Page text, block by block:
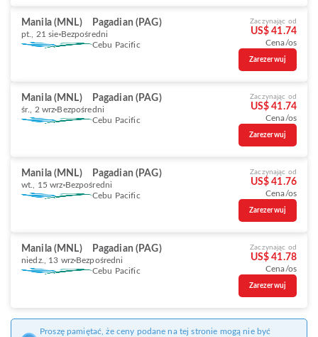
Manila (MNL) Pagadian (PAG)
pt., 21 sie Bezpośredni
Cebu Pacific
Zaczynając od
US$ 41.74
Cena/os
Zarezerwuj
Manila (MNL) Pagadian (PAG)
śr., 2 wrz Bezpośredni
Cebu Pacific
Zaczynając od
US$ 41.74
Cena/os
Zarezerwuj
Manila (MNL) Pagadian (PAG)
wt., 15 wrz Bezpośredni
Cebu Pacific
Zaczynając od
US$ 41.76
Cena/os
Zarezerwuj
Manila (MNL) Pagadian (PAG)
niedz., 13 wrz Bezpośredni
Cebu Pacific
Zaczynając od
US$ 41.78
Cena/os
Zarezerwuj
Proszę pamiętać, że ceny podane na tej stronie mogą nie być